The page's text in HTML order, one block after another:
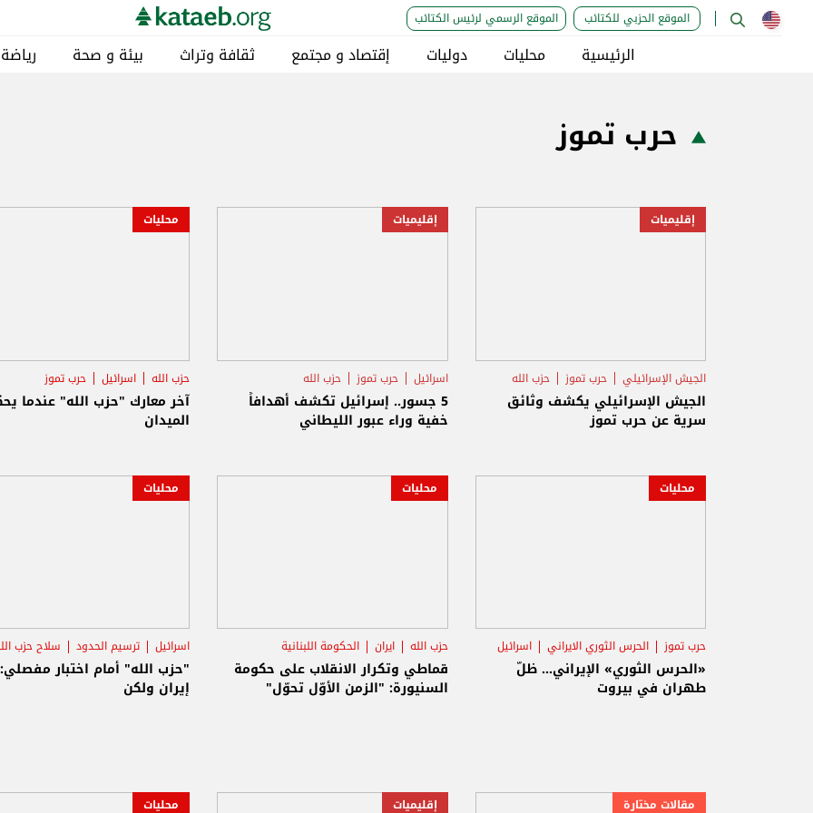
الموقع الحزبي للكتائب الموقع الرسمي لرئيس الكتائب
الرئيسية محليات دوليات إقتصاد و مجتمع ثقافة وتراث بيئة و صحة رياضة
حرب تموز
إقليميات
الجيش الإسرائيلي حرب تموز حزب الله
الجيش الإسرائيلي يكشف وثائق
سرية عن حرب تموز
إقليميات
اسرائيل حرب تموز حزب الله
5 جسور.. إسرائيل تكشف أهدافاً
خفية وراء عبور الليطاني
محليات
حزب الله اسرائيل حرب تموز
آخر معارك "حزب الله" عندما
الميدان
محليات
حرب تموز الحرس الثوري الايراني اسرائيل
«الحرس الثوري» الإيراني... ظلّ
طهران في بيروت
محليات
حزب الله ايران الحكومة اللبنانية
قماطي وتكرار الانقلاب على حكومة
السنيورة: "الزمن الأوّل تحوّل"
محليات
اسرائيل ترسيم الحدود سلاح حزب
"حزب الله" أمام اختبار
إيران ولكن
مقالات مختارة إقليميات محليات